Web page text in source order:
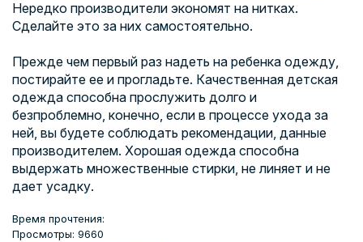
Нередко производители экономят на нитках.
Сделайте это за них самостоятельно.
Прежде чем первый раз надеть на ребенка одежду,
постирайте ее и прогладьте. Качественная детская
одежда способна прослужить долго и
безпроблемно, конечно, если в процессе ухода за
ней, вы будете соблюдать рекомендации, данные
производителем. Хорошая одежда способна
выдержать множественные стирки, не линяет и не
дает усадку.
Время прочтения:
Просмотры: 9660